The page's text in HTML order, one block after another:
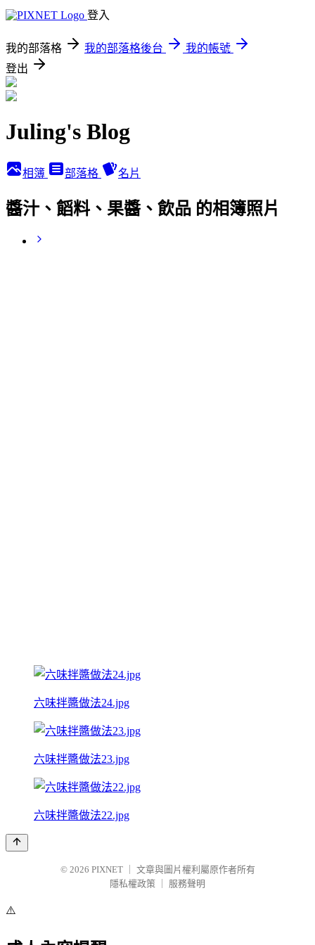
登入
我的部落格 我的部落格後台
我的帳號
登出
Juling's Blog
相簿 部落格 名片
醬汁、饀料、果醬、飲品 的相簿照片
六味拌醬做法24.jpg
六味拌醬做法23.jpg
六味拌醬做法22.jpg
© 2026 PIXNET
文章與圖片權利屬原作者所有
隱私權政策
服務聲明
⚠️